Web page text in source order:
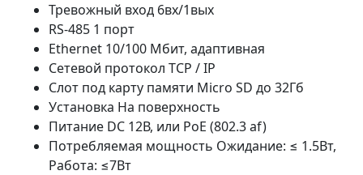
Тревожный вход 6вх/1вых
RS-485 1 порт
Ethernet 10/100 Мбит, адаптивная
Сетевой протокол TCP / IP
Слот под карту памяти Micro SD до 32Гб
Установка На поверхность
Питание DC 12В, или PoE (802.3 af)
Потребляемая мощность Ожидание: ≤ 1.5Вт,
Работа: ≤7Вт